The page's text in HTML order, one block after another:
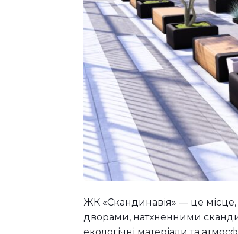
ЖК «Скандинавія» — це
дворами, натхненними
екологічні матеріали та